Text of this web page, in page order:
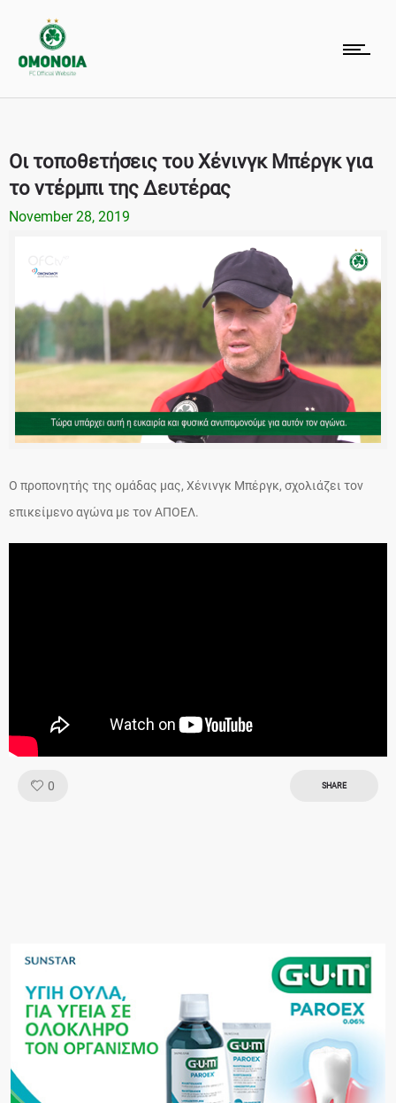
Οι τοποθετήσεις του Χένινγκ Μπέργκ για
το ντέρμπι της Δευτέρας
November 28, 2019
Ο προπονητής της ομάδας μας, Χένινγκ Μπέργκ, σχολιάζει τον
επικείμενο αγώνα με τον ΑΠΟΕΛ.
0 SHARE